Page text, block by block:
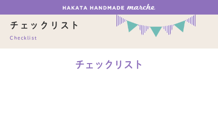
チェックリスト
Checklist
チェックリスト